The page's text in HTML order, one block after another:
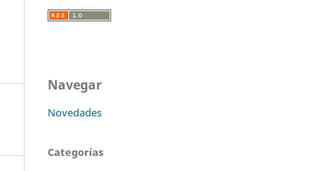
Navegar
Novedades
Categorías